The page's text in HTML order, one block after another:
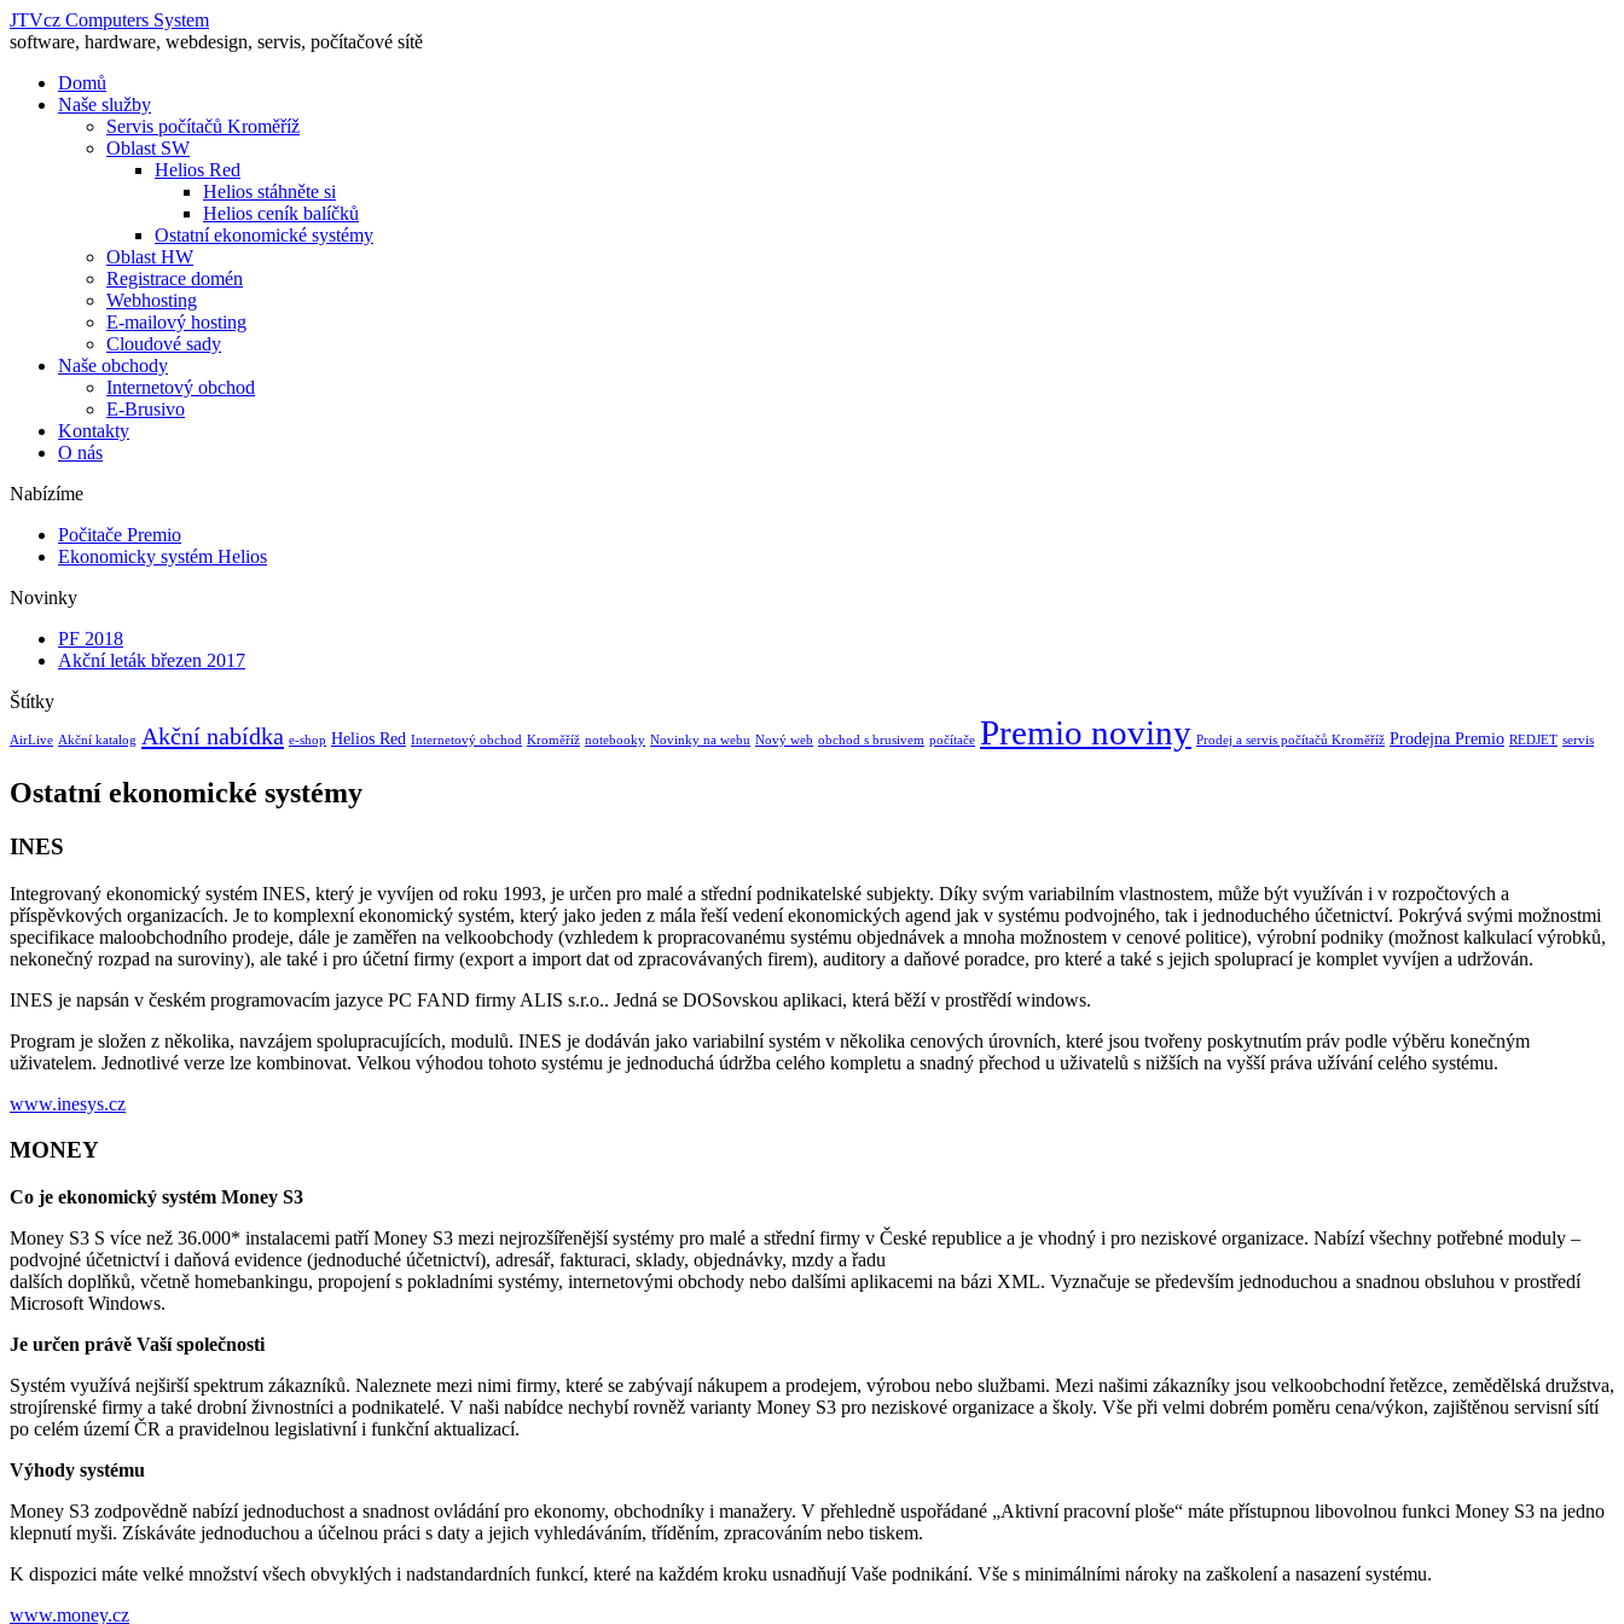
JTVcz Computers System
software, hardware, webdesign, servis, počítačové sítě
Domů
Naše služby
Servis počítačů Kroměříž
Oblast SW
Helios Red
Helios stáhněte si
Helios ceník balíčků
Ostatní ekonomické systémy
Oblast HW
Registrace domén
Webhosting
E-mailový hosting
Cloudové sady
Naše obchody
Internetový obchod
E-Brusivo
Kontakty
O nás
Nabízíme
Počitače Premio
Ekonomicky systém Helios
Novinky
PF 2018
Akční leták březen 2017
Štítky
AirLive Akční katalog Akční nabídka e-shop Helios Red Internetový obchod Kroměříž notebooky Novinky na webu Nový web obchod s brusivem počítače Premio noviny Prodej a servis počítačů Kroměříž Prodejna Premio REDJET servis
Ostatní ekonomické systémy
INES
Integrovaný ekonomický systém INES, který je vyvíjen od roku 1993, je určen pro malé a střední podnikatelské subjekty. Díky svým variabilním vlastnostem, může být využíván i v rozpočtových a
příspěvkových organizacích. Je to komplexní ekonomický systém, který jako jeden z mála řeší vedení ekonomických agend jak v systému podvojného, tak i jednoduchého účetnictví. Pokrývá svými možnostmi
specifikace maloobchodního prodeje, dále je zaměřen na velkoobchody (vzhledem k propracovanému systému objednávek a mnoha možnostem v cenové politice), výrobní podniky (možnost kalkulací výrobků,
nekonečný rozpad na suroviny), ale také i pro účetní firmy (export a import dat od zpracovávaných firem), auditory a daňové poradce, pro které a také s jejich spoluprací je komplet vyvíjen a udržován.
INES je napsán v českém programovacím jazyce PC FAND firmy ALIS s.r.o.. Jedná se DOSovskou aplikaci, která běží v prostřědí windows.
Program je složen z několika, navzájem spolupracujících, modulů. INES je dodáván jako variabilní systém v několika cenových úrovních, které jsou tvořeny poskytnutím práv podle výběru konečným
uživatelem. Jednotlivé verze lze kombinovat. Velkou výhodou tohoto systému je jednoduchá údržba celého kompletu a snadný přechod u uživatelů s nižších na vyšší práva užívání celého systému.
www.inesys.cz
MONEY
Co je ekonomický systém Money S3
Money S3 S více než 36.000* instalacemi patří Money S3 mezi nejrozšířenější systémy pro malé a střední firmy v České republice a je vhodný i pro neziskové organizace. Nabízí všechny potřebné moduly –
podvojné účetnictví i daňová evidence (jednoduché účetnictví), adresář, fakturaci, sklady, objednávky, mzdy a řadu
dalších doplňků, včetně homebankingu, propojení s pokladními systémy, internetovými obchody nebo dalšími aplikacemi na bázi XML. Vyznačuje se především jednoduchou a snadnou obsluhou v prostředí
Microsoft Windows.
Je určen právě Vaší společnosti
Systém využívá nejširší spektrum zákazníků. Naleznete mezi nimi firmy, které se zabývají nákupem a prodejem, výrobou nebo službami. Mezi našimi zákazníky jsou velkoobchodní řetězce, zemědělská družstva,
strojírenské firmy a také drobní živnostníci a podnikatelé. V naši nabídce nechybí rovněž varianty Money S3 pro neziskové organizace a školy. Vše při velmi dobrém poměru cena/výkon, zajištěnou servisní sítí
po celém území ČR a pravidelnou legislativní i funkční aktualizací.
Výhody systému
Money S3 zodpovědně nabízí jednoduchost a snadnost ovládání pro ekonomy, obchodníky i manažery. V přehledně uspořádané „Aktivní pracovní ploše“ máte přístupnou libovolnou funkci Money S3 na jedno
klepnutí myši. Získáváte jednoduchou a účelnou práci s daty a jejich vyhledáváním, tříděním, zpracováním nebo tiskem.
K dispozici máte velké množství všech obvyklých i nadstandardních funkcí, které na každém kroku usnadňují Vaše podnikání. Vše s minimálními nároky na zaškolení a nasazení systému.
www.money.cz